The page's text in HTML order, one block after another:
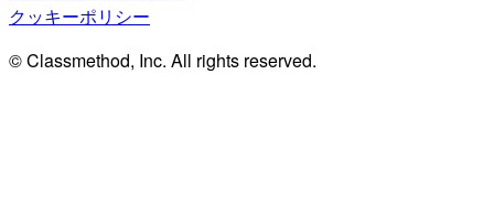
クッキーポリシー
© Classmethod, Inc. All rights reserved.